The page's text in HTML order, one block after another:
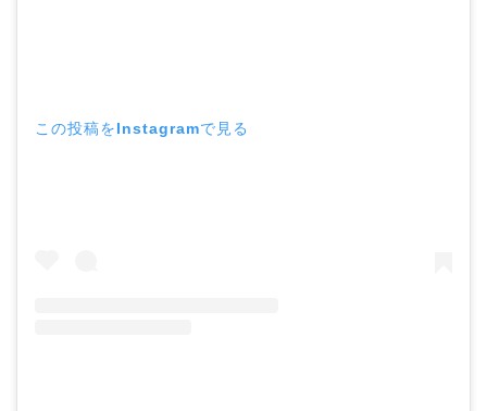
この投稿をInstagramで見る